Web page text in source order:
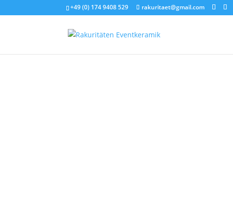
+49 (0) 174 9408 529 rakuritaet@gmail.com